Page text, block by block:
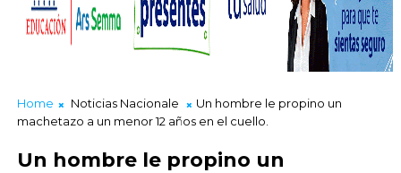
Home Noticias Nacionale
Un hombre le propino un
machetazo a un menor 12 años en el cuello.
Un hombre le propino un